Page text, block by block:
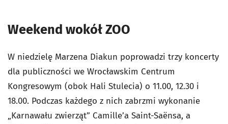
Weekend wokół ZOO
W niedzielę Marzena Diakun poprowadzi trzy koncerty
dla publiczności we Wrocławskim Centrum
Kongresowym (obok Hali Stulecia) o 11.00, 12.30 i
18.00. Podczas każdego z nich zabrzmi wykonanie
„Karnawału zwierząt” Camille’a Saint-Saënsa, a